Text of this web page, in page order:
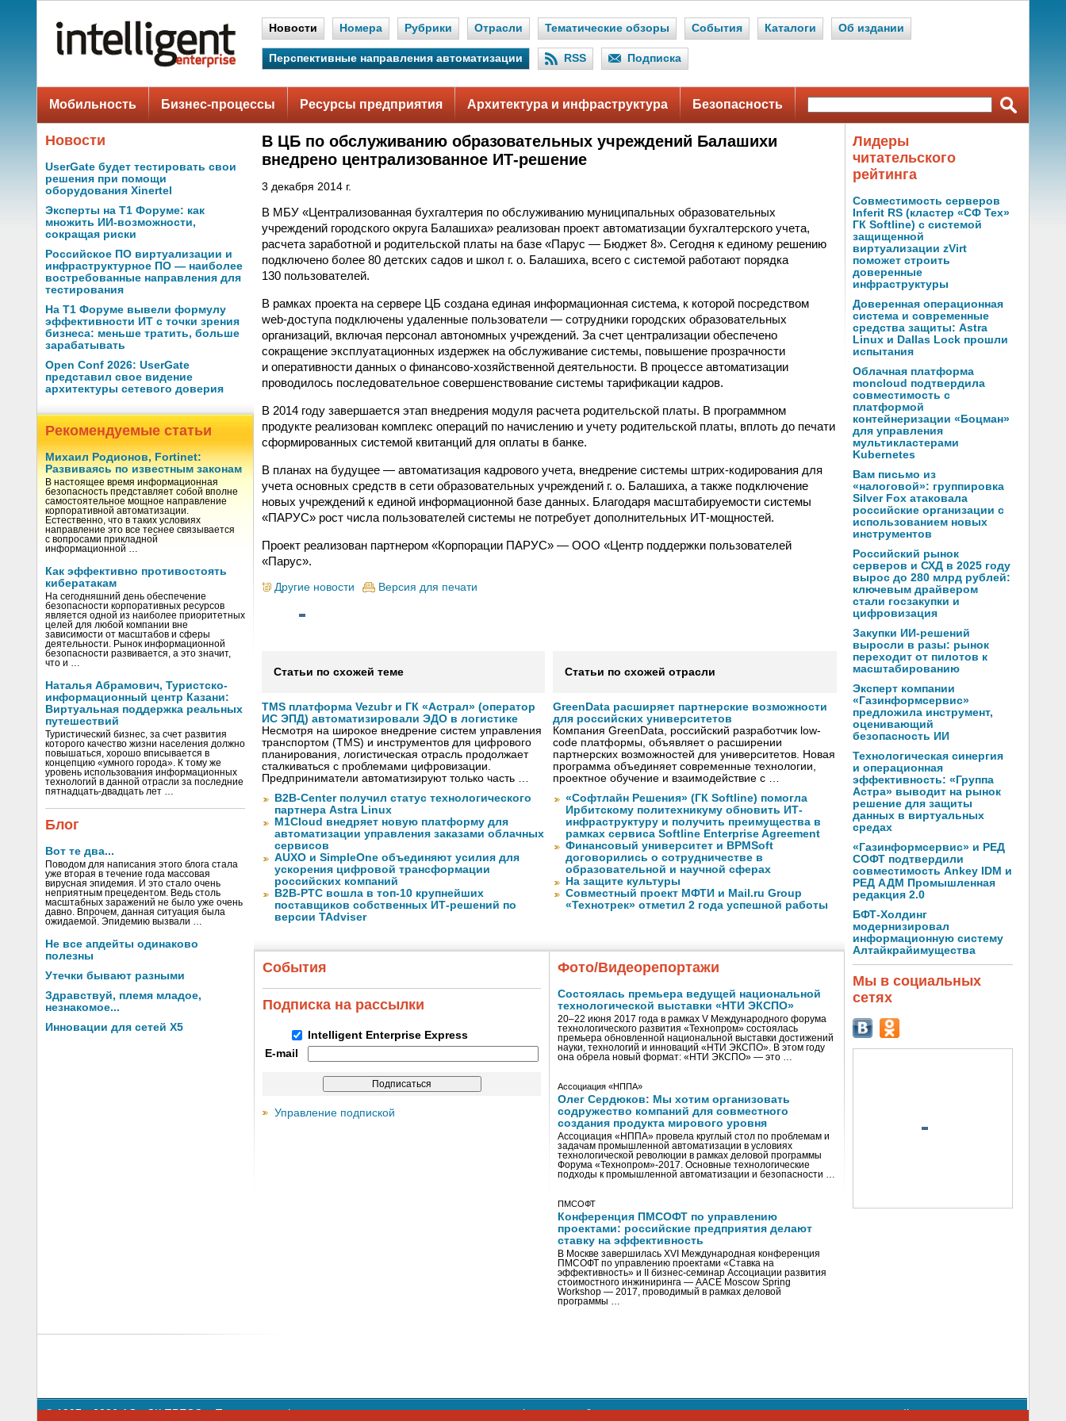
Новости Номера Рубрики Отрасли Тематические обзоры События Каталоги Об издании
Перспективные направления автоматизации RSS Подписка
Мобильность Бизнес-процессы Ресурсы предприятия Архитектура и инфраструктура Безопасность
Новости
UserGate будет тестировать свои
решения при помощи
оборудования Xinertel
Эксперты на Т1 Форуме: как
множить ИИ-возможности,
сокращая риски
Российское ПО виртуализации и
инфраструктурное ПО — наиболее
востребованные направления для
тестирования
На Т1 Форуме вывели формулу
эффективности ИТ с точки зрения
бизнеса: меньше тратить, больше
зарабатывать
Open Conf 2026: UserGate
представил свое видение
архитектуры сетевого доверия
Рекомендуемые статьи
Михаил Родионов, Fortinet:
Развиваясь по известным законам
В настоящее время информационная
безопасность представляет собой вполне
самостоятельное мощное направление
корпоративной автоматизации.
Естественно, что в таких условиях
направление это все теснее связывается
с вопросами прикладной
информационной …
Как эффективно противостоять
кибератакам
На сегодняшний день обеспечение
безопасности корпоративных ресурсов
является одной из наиболее приоритетных
целей для любой компании вне
зависимости от масштабов и сферы
деятельности. Рынок информационной
безопасности развивается, а это значит,
что и …
Наталья Абрамович, Туристско-
информационный центр Казани:
Виртуальная поддержка реальных
путешествий
Туристический бизнес, за счет развития
которого качество жизни населения должно
повышаться, хорошо вписывается в
концепцию «умного города». К тому же
уровень использования информационных
технологий в данной отрасли за последние
пятнадцать-двадцать лет …
Блог
Вот те два...
Поводом для написания этого блога стала
уже вторая в течение года массовая
вирусная эпидемия. И это стало очень
неприятным прецедентом. Ведь столь
масштабных заражений не было уже очень
давно. Впрочем, данная ситуация была
ожидаемой. Эпидемию вызвали …
Не все апдейты одинаково
полезны
Утечки бывают разными
Здравствуй, племя младое,
незнакомое...
Инновации для сетей X5
В ЦБ по обслуживанию образовательных учреждений Балашихи
внедрено централизованное ИТ-решение
3 декабря 2014 г.
В МБУ «Централизованная бухгалтерия по обслуживанию муниципальных образовательных
учреждений городского округа Балашиха» реализован проект автоматизации бухгалтерского учета,
расчета заработной и родительской платы на базе «Парус — Бюджет 8». Сегодня к единому решению
подключено более 80 детских садов и школ г. о. Балашиха, всего с системой работают порядка
130 пользователей.
В рамках проекта на сервере ЦБ создана единая информационная система, к которой посредством
web-доступа подключены удаленные пользователи — сотрудники городских образовательных
организаций, включая персонал автономных учреждений. За счет централизации обеспечено
сокращение эксплуатационных издержек на обслуживание системы, повышение прозрачности
и оперативности данных о финансово-хозяйственной деятельности. В процессе автоматизации
проводилось последовательное совершенствование системы тарификации кадров.
В 2014 году завершается этап внедрения модуля расчета родительской платы. В программном
продукте реализован комплекс операций по начислению и учету родительской платы, вплоть до печати
сформированных системой квитанций для оплаты в банке.
В планах на будущее — автоматизация кадрового учета, внедрение системы штрих-кодирования для
учета основных средств в сети образовательных учреждений г. о. Балашиха, а также подключение
новых учреждений к единой информационной базе данных. Благодаря масштабируемости системы
«ПАРУС» рост числа пользователей системы не потребует дополнительных ИТ-мощностей.
Проект реализован партнером «Корпорации ПАРУС» — ООО «Центр поддержки пользователей
«Парус».
Другие новости Версия для печати
Статьи по схожей теме
TMS платформа Vezubr и ГК «Астрал» (оператор
ИС ЭПД) автоматизировали ЭДО в логистике
Несмотря на широкое внедрение систем управления
транспортом (TMS) и инструментов для цифрового
планирования, логистическая отрасль продолжает
сталкиваться с проблемами цифровизации.
Предприниматели автоматизируют только часть …
B2B-Center получил статус технологического
партнера Astra Linux
M1Cloud внедряет новую платформу для
автоматизации управления заказами облачных
сервисов
AUXO и SimpleOne объединяют усилия для
ускорения цифровой трансформации
российских компаний
B2B-РТС вошла в топ-10 крупнейших
поставщиков собственных ИТ-решений по
версии TAdviser
Статьи по схожей отрасли
GreenData расширяет партнерские возможности
для российских университетов
Компания GreenData, российский разработчик low-
code платформы, объявляет о расширении
партнерских возможностей для университетов. Новая
программа объединяет современные технологии,
проектное обучение и взаимодействие с …
«Софтлайн Решения» (ГК Softline) помогла
Ирбитскому политехникуму обновить ИТ-
инфраструктуру и получить преимущества в
рамках сервиса Softline Enterprise Agreement
Финансовый университет и BPMSoft
договорились о сотрудничестве в
образовательной и научной сферах
На защите культуры
Совместный проект МФТИ и Mail.ru Group
«Технотрек» отметил 2 года успешной работы
События
Подписка на рассылки
Intelligent Enterprise Express
E-mail
Управление подпиской
Фото/Видеорепортажи
Состоялась премьера ведущей национальной
технологической выставки «НТИ ЭКСПО»
20–22 июня 2017 года в рамках V Международного форума
технологического развития «Технопром» состоялась
премьера обновленной национальной выставки достижений
науки, технологий и инноваций «НТИ ЭКСПО». В этом году
она обрела новый формат: «НТИ ЭКСПО» — это …
Ассоциация «НППА»
Олег Сердюков: Мы хотим организовать
содружество компаний для совместного
создания продукта мирового уровня
Ассоциация «НППА» провела круглый стол по проблемам и
задачам промышленной автоматизации в условиях
технологической революции в рамках деловой программы
Форума «Технопром»-2017. Основные технологические
подходы к промышленной автоматизации и безопасности …
ПМСОФТ
Конференция ПМСОФТ по управлению
проектами: российские предприятия делают
ставку на эффективность
В Москве завершилась XVI Международная конференция
ПМСОФТ по управлению проектами «Ставка на
эффективность» и II бизнес-семинар Ассоциации развития
стоимостного инжиниринга — AACE Moscow Spring
Workshop — 2017, проводимый в рамках деловой
программы …
Лидеры
читательского
рейтинга
Совместимость серверов
Inferit RS (кластер «СФ Тех»
ГК Softline) с системой
защищенной
виртуализации zVirt
поможет строить
доверенные
инфраструктуры
Доверенная операционная
система и современные
средства защиты: Astra
Linux и Dallas Lock прошли
испытания
Облачная платформа
moncloud подтвердила
совместимость с
платформой
контейнеризации «Боцман»
для управления
мультикластерами
Kubernetes
Вам письмо из
«налоговой»: группировка
Silver Fox атаковала
российские организации с
использованием новых
инструментов
Российский рынок
серверов и СХД в 2025 году
вырос до 280 млрд рублей:
ключевым драйвером
стали госзакупки и
цифровизация
Закупки ИИ-решений
выросли в разы: рынок
переходит от пилотов к
масштабированию
Эксперт компании
«Газинформсервис»
предложила инструмент,
оценивающий
безопасность ИИ
Технологическая синергия
и операционная
эффективность: «Группа
Астра» выводит на рынок
решение для защиты
данных в виртуальных
средах
«Газинформсервис» и РЕД
СОФТ подтвердили
совместимость Ankey IDM и
РЕД АДМ Промышленная
редакция 2.0
БФТ-Холдинг
модернизировал
информационную систему
Алтайкрайимущества
Мы в социальных
сетях
© 1997—2026 АО «СК ПРЕСС».Политика конфиденциальности персональных данных,информация об авторских правах и порядке использования материалов сайта